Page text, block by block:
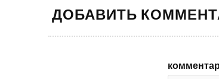
ДОБАВИТЬ